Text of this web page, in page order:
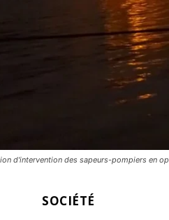
d'intervention des sapeurs-pompiers en
SOCIÉTÉ